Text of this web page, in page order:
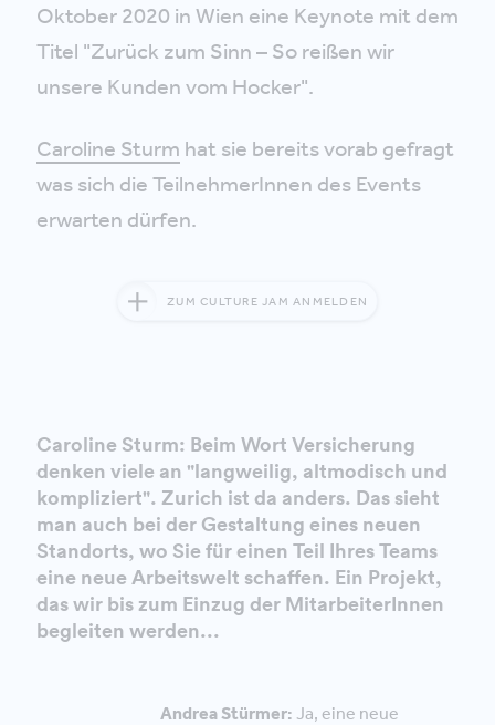
Oktober 2020 in Wien eine Keynote mit dem
Titel "Zurück zum Sinn – So reißen wir
unsere Kunden vom Hocker".
Caroline Sturm hat sie bereits vorab gefragt
was sich die TeilnehmerInnen des Events
erwarten dürfen.
ZUM CULTURE JAM ANMELDEN
Caroline Sturm: Beim Wort Versicherung
denken viele an "langweilig, altmodisch und
kompliziert". Zurich ist da anders. Das sieht
man auch bei der Gestaltung eines neuen
Standorts, wo Sie für einen Teil Ihres Teams
eine neue Arbeitswelt schaffen. Ein Projekt,
das wir bis zum Einzug der MitarbeiterInnen
begleiten werden...
Andrea Stürmer: Ja, eine neue